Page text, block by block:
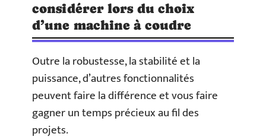
considérer lors du choix
d’une machine à coudre
Outre la robustesse, la stabilité et la
puissance, d’autres fonctionnalités
peuvent faire la différence et vous faire
gagner un temps précieux au fil des
projets.